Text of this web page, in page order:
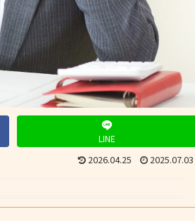
LINE
2026.04.25 2025.07.03